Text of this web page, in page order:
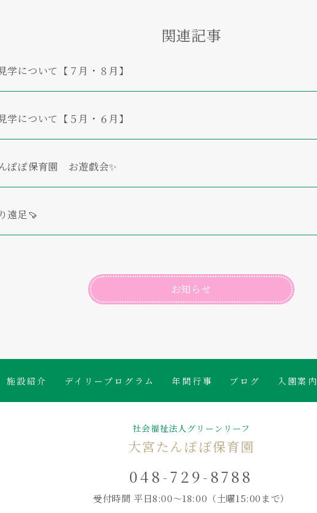
関連記事
学について【７月・８月】
学について【５月・６月】
ぽぽ保育園 お遊戯会✨
遠足🍠
お知らせ
施設紹介 デイリープログラム 年間行事 ブログ 入園案内
社会福祉法人グリーンリーフ
大宮たんぽぽ保育園
048-729-8788
受付時間 平日8:00～18:00 （土曜15:00まで）